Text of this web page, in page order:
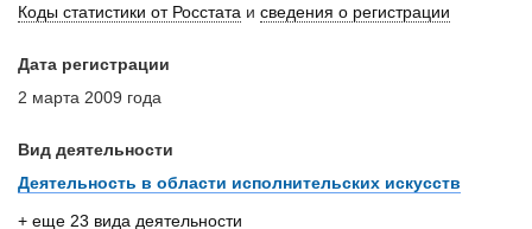
Коды статистики от Росстата и сведения о регистрации
Дата регистрации
2 марта 2009 года
Вид деятельности
Деятельность в области исполнительских искусств
+ еще 23 вида деятельности